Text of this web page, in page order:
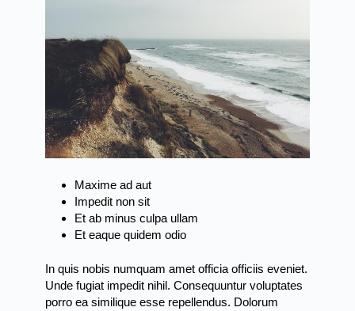
Maxime ad aut
Impedit non sit
Et ab minus culpa ullam
Et eaque quidem odio
In quis nobis numquam amet officia officiis eveniet.
Unde fugiat impedit nihil. Consequuntur voluptates
porro ea similique esse repellendus. Dolorum